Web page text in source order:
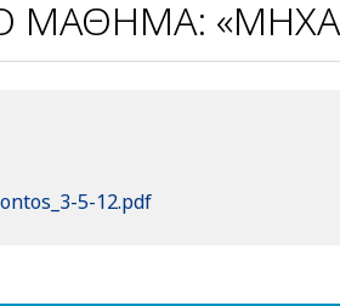
ΜΑΘΗΜΑ:
5-12.pdf